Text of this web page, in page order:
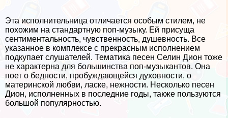
Эта исполнительница отличается особым стилем, не
похожим на стандартную поп-музыку. Ей присуща
сентиментальность, чувственность, душевность. Все
указанное в комплексе с прекрасным исполнением
подкупает слушателей. Тематика песен Селин Дион тоже
не хаpaктерна для большинства поп-музыкантов. Она
поет о бедности, пробуждающейся духовности, о
материнской любви, ласке, нежности. Несколько песен
Дион, исполненных в последние годы, также пользуются
большой популярностью.